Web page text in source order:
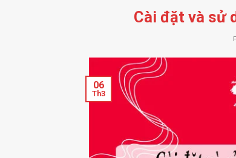
Cài đặt và sử
06
Th3